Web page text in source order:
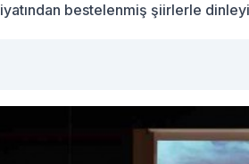
bestelenmiş şiirlerle